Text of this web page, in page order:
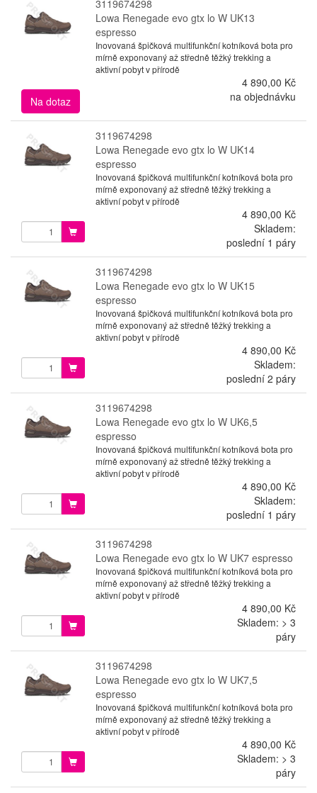
3119674298
Lowa Renegade evo gtx lo W UK13
espresso
Inovovaná špičková multifunkční kotníková bota pro
mírně exponovaný až středně těžký trekking a
aktivní pobyt v přírodě
4 890,00 Kč
Na dotaz
na objednávku
3119674298
Lowa Renegade evo gtx lo W UK14
espresso
Inovovaná špičková multifunkční kotníková bota pro
mírně exponovaný až středně těžký trekking a
aktivní pobyt v přírodě
4 890,00 Kč
Skladem:
poslední 1 páry
3119674298
Lowa Renegade evo gtx lo W UK15
espresso
Inovovaná špičková multifunkční kotníková bota pro
mírně exponovaný až středně těžký trekking a
aktivní pobyt v přírodě
4 890,00 Kč
Skladem:
poslední 2 páry
3119674298
Lowa Renegade evo gtx lo W UK6,5
espresso
Inovovaná špičková multifunkční kotníková bota pro
mírně exponovaný až středně těžký trekking a
aktivní pobyt v přírodě
4 890,00 Kč
Skladem:
poslední 1 páry
3119674298
Lowa Renegade evo gtx lo W UK7 espresso
Inovovaná špičková multifunkční kotníková bota pro
mírně exponovaný až středně těžký trekking a
aktivní pobyt v přírodě
4 890,00 Kč
Skladem: > 3
páry
3119674298
Lowa Renegade evo gtx lo W UK7,5
espresso
Inovovaná špičková multifunkční kotníková bota pro
mírně exponovaný až středně těžký trekking a
aktivní pobyt v přírodě
4 890,00 Kč
Skladem: > 3
páry